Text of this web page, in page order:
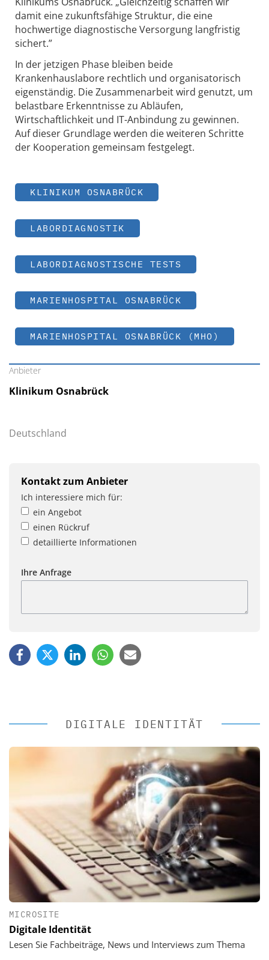
damit eine zukunftsfähige Struktur, die eine
hochwertige diagnostische Versorgung langfristig
sichert.”
In der jetzigen Phase bleiben beide
Krankenhauslabore rechtlich und organisatorisch
eigenständig. Die Zusammenarbeit wird genutzt, um
belastbare Erkenntnisse zu Abläufen,
Wirtschaftlichkeit und IT-Anbindung zu gewinnen.
Auf dieser Grundlage werden die weiteren Schritte
der Kooperation gemeinsam festgelegt.
KLINIKUM OSNABRÜCK
LABORDIAGNOSTIK
LABORDIAGNOSTISCHE TESTS
MARIENHOSPITAL OSNABRÜCK
MARIENHOSPITAL OSNABRÜCK (MHO)
Anbieter
Klinikum Osnabrück
Deutschland
Kontakt zum Anbieter
Ich interessiere mich für:
ein Angebot
einen Rückruf
detaillierte Informationen
Ihre Anfrage
DIGITALE IDENTITÄT
MICROSITE
Digitale Identität
Lesen Sie Fachbeiträge, News und Interviews zum Thema